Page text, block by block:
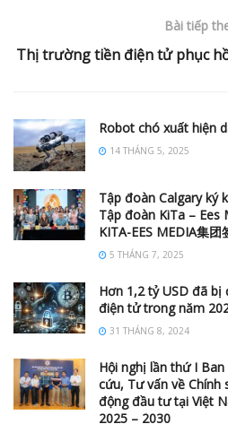
Bài tiếp
Thị trường tiền điện tử phục
Robot chó xuất hiện
14 THÁNG 5, 2025
Tập đoàn Calgary ký
Tập đoàn KiTa – Ees
KITA-EES MEDIA集
5 THÁNG 7, 2025
Hơn 1,2 tỷ USD đã
điện tử trong năm
31 THÁNG 8, 2024
Hội nghị lần thứ I
cứu, Tư vấn về Chính
động đầu tư tại Việt
2025 – 2030